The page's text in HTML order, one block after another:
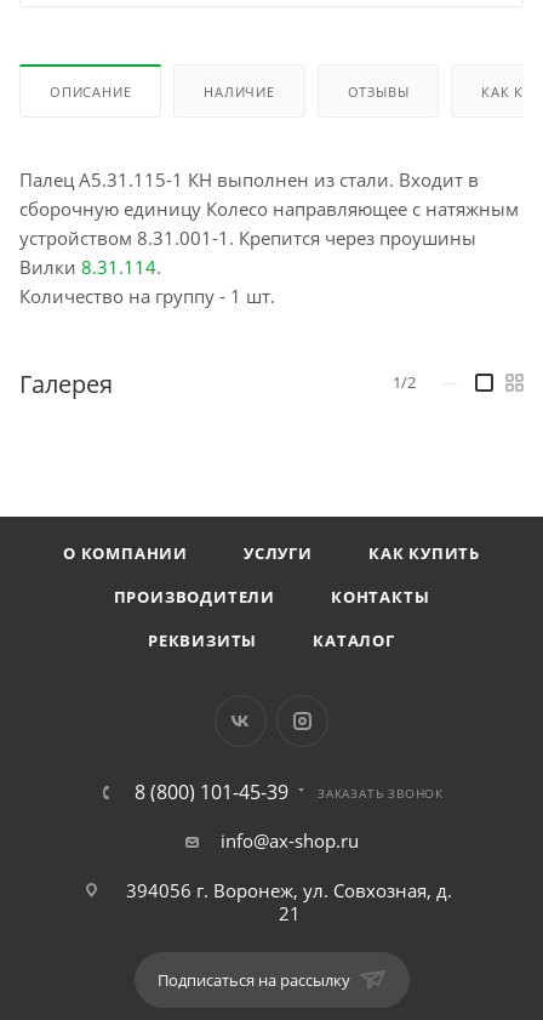
ОПИСАНИЕ НАЛИЧИЕ ОТЗЫВЫ КАК
Палец А5.31.115-1 КН выполнен из стали. Входит в
сборочную единицу Колесо направляющее с натяжным
устройством 8.31.001-1. Крепится через проушины
Вилки 8.31.114.
Количество на группу - 1 шт.
Галерея 1/2
О КОМПАНИИ УСЛУГИ
КАК КУПИТЬ
ПРОИЗВОДИТЕЛИ
КОНТАКТЫ
РЕКВИЗИТЫ
КАТАЛОГ
8 (800) 101-45-39 ЗАКАЗАТЬ ЗВОНОК
info@ax-shop.ru
394056 г. Воронеж, ул. Совхозная, д.
21
Подписаться на рассылку